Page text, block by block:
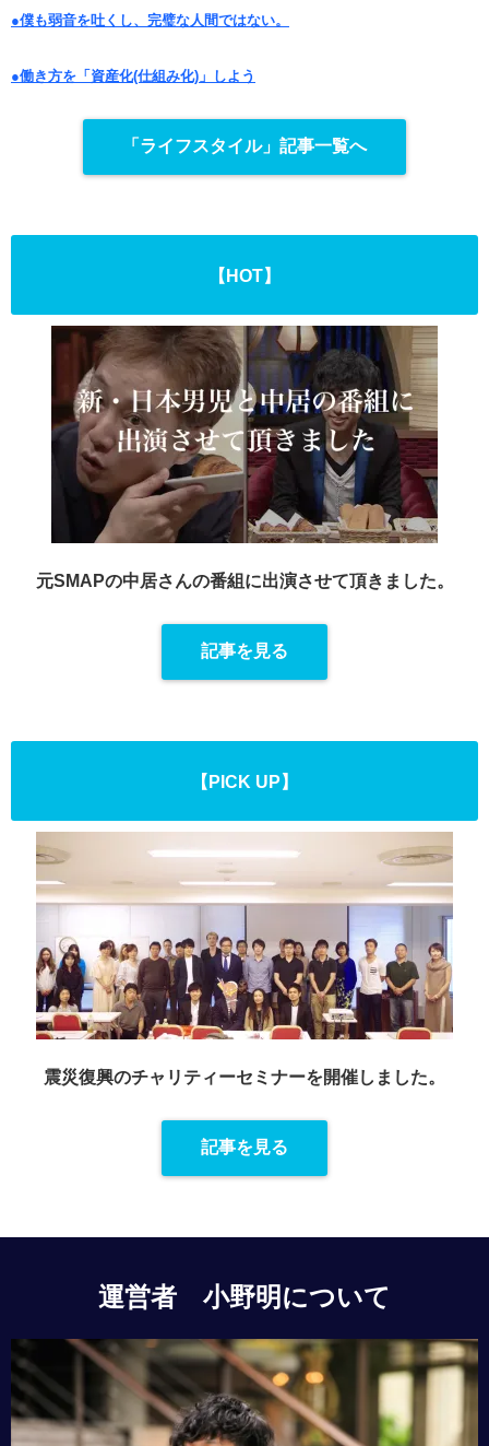
●僕も弱音を吐くし、完璧な人間ではない。
●働き方を「資産化(仕組み化)」しよう
「ライフスタイル」記事一覧へ
【HOT】
元SMAPの中居さんの番組に出演させて頂きました。
記事を見る
【PICK UP】
震災復興のチャリティーセミナーを開催しました。
記事を見る
運営者 小野明について